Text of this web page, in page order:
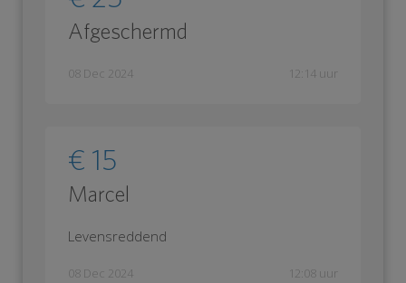
Afgeschermd
08 Dec 2024 12:14 uur
€ 15
Marcel
Levensreddend
08 Dec 2024 12:08 uur